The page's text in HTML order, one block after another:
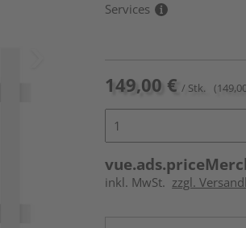
Services
149,00 € / Stk.
inkl. MwSt. zzgl.